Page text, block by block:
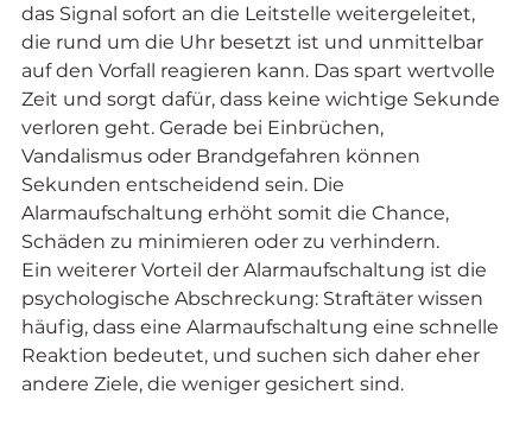
das Signal sofort an die Leitstelle weitergeleitet,
die rund um die Uhr besetzt ist und unmittelbar
auf den Vorfall reagieren kann. Das spart wertvolle
Zeit und sorgt dafür, dass keine wichtige Sekunde
verloren geht. Gerade bei Einbrüchen,
Vandalismus oder Brandgefahren können
Sekunden entscheidend sein. Die
Alarmaufschaltung erhöht somit die Chance,
Schäden zu minimieren oder zu verhindern.
Ein weiterer Vorteil der Alarmaufschaltung ist die
psychologische Abschreckung: Straftäter wissen
häufig, dass eine Alarmaufschaltung eine schnelle
Reaktion bedeutet, und suchen sich daher eher
andere Ziele, die weniger gesichert sind.